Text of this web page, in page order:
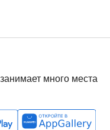
много места